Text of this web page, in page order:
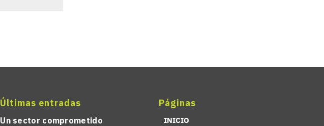
Últimas entradas
Un sector comprometido
Páginas
INICIO